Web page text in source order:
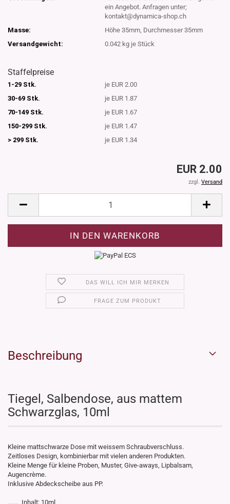
ein Angebot. Anfragen unter;
kontakt@dynamica-shop.ch
Masse:
Höhe 35mm, Durchmesser 35mm
Versandgewicht:
0.042 kg je Stück
Staffelpreise
1-29 Stk.
je EUR 2.00
30-69 Stk.
je EUR 1.87
70-149 Stk.
je EUR 1.67
150-299 Stk.
je EUR 1.47
> 299 Stk.
je EUR 1.34
EUR 2.00
zzgl. Versand
DAS WILL ICH MIR MERKEN
FRAGE ZUM PRODUKT
Beschreibung
Tiegel, Salbendose, aus mattem
Schwarzglas, 10ml
Kleine mattschwarze Dose mit weissem Schraubverschluss.
Zeitloses Design, kombinierbar mit vielen anderen Produkten.
Kleine Menge für kleine Proben, Muster, Give-aways, Lipbalsam,
Augencrème.
Inklusive Abdeckscheibe aus PP.
....... Inhalt: 10ml